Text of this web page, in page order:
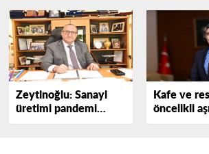
Zeytinoğlu: Sanayi
üretimi pandemi
öncesi dönemin
Kafe ve
öncelikli